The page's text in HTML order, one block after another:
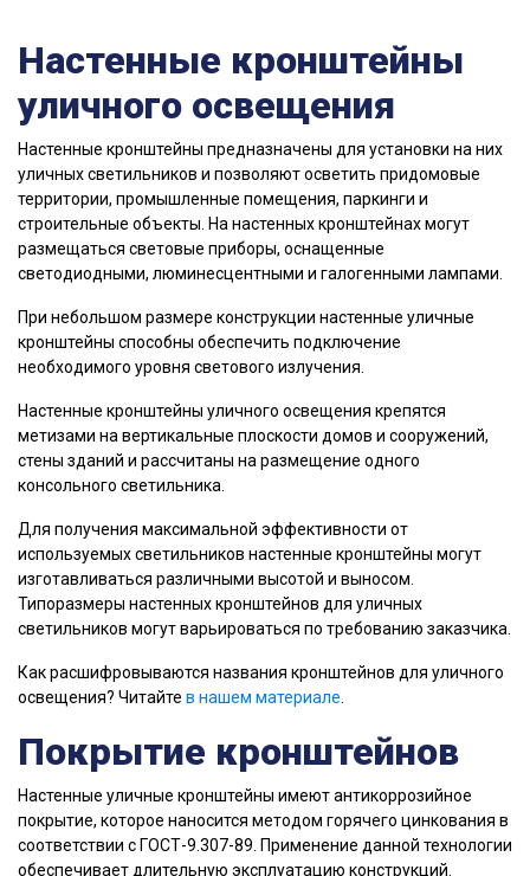
Настенные кронштейны
уличного освещения
Настенные кронштейны предназначены для установки на них
уличных светильников и позволяют осветить придомовые
территории, промышленные помещения, паркинги и
строительные объекты. На настенных кронштейнах могут
размещаться световые приборы, оснащенные
светодиодными, люминесцентными и галогенными лампами.
При небольшом размере конструкции настенные уличные
кронштейны способны обеспечить подключение
необходимого уровня светового излучения.
Настенные кронштейны уличного освещения крепятся
метизами на вертикальные плоскости домов и сооружений,
стены зданий и рассчитаны на размещение одного
консольного светильника.
Для получения максимальной эффективности от
используемых светильников настенные кронштейны могут
изготавливаться различными высотой и выносом.
Типоразмеры настенных кронштейнов для уличных
светильников могут варьироваться по требованию заказчика.
Как расшифровываются названия кронштейнов для уличного
освещения? Читайте в нашем материале
Покрытие кронштейнов
Настенные уличные кронштейны имеют антикоррозийное
покрытие, которое наносится методом горячего цинкования в
соответствии с ГОСТ-9.307-89. Применение данной технологии
обеспечивает длительную эксплуатацию конструкций.